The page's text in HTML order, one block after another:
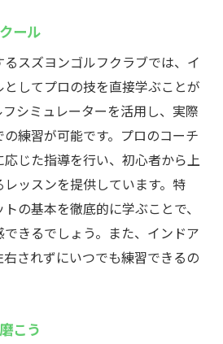
ール
スズヨンゴルフクラブでは、イ
してプロの技を直接学ぶことが
シミュレーターを活用し、実際
練習が可能です。プロのコーチ
じた指導を行い、初心者から上
ッスンを提供しています。特
の基本を徹底的に学ぶことで、
きるでしょう。また、インドア
されずにいつでも練習できるの
こう